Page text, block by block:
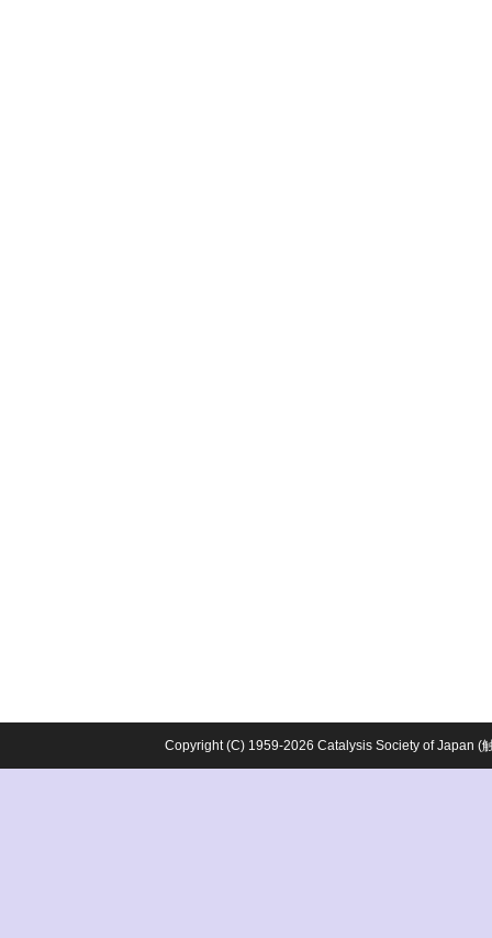
Copyright (C) 1959-2026 Catalysis Society of Japan (